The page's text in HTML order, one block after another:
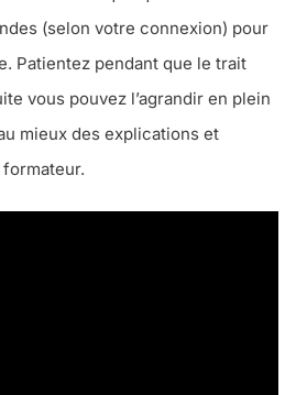
(selon votre connexion) pour
Patientez pendant que le trait
vous pouvez l’agrandir en plein
mieux des explications et